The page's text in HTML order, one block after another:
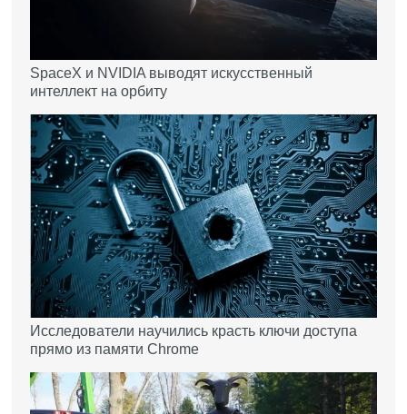
SpaceX и NVIDIA выводят искусственный
интеллект на орбиту
Исследователи научились красть ключи доступа
прямо из памяти Chrome